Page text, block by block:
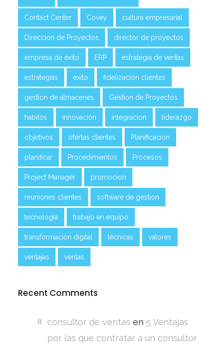
Contact Center Covey cultura empresarial
Direccion de Proyectos director de proyectos
empresa de éxito ERP estrategia de ventas
estrategias exito fidelización clientes
gestion de almacenes Gestion de Proyectos
habitos innovación integracion liderazgo
objetivos ofertas clientes Planificacion
planificar Procedimientos Procesos
Project Manager promocion
reuniones clientes software de gestion
tecnología trabajo en equipo
transformación digital técnicas valores
ventajas ventas
Recent Comments
consultor de ventas en 5 Ventajas
por las que contratar a un consultor